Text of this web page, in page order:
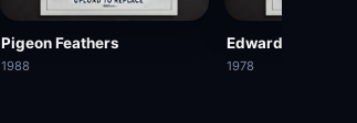
Pigeon Feathers
1988
Edward & Mrs.
1978